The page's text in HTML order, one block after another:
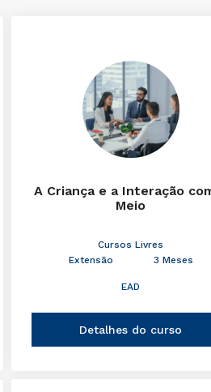
A Criança e a Interação
Meio
Cursos Livres
Extensão
3 Meses
EAD
Detalhes do curso